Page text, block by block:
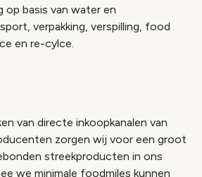
op basis van water en
verpakking, verspilling, food
en re-cylce.
van directe inkoopkanalen van
zorgen wij voor een groot
streekproducten in ons
we minimale foodmiles kunnen